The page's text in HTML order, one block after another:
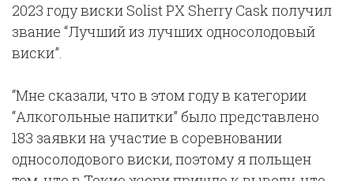
2023 году виски Solist PX Sherry Cask получил
звание “Лучший из лучших односолодовый
виски”.
“Мне сказали, что в этом году в категории
“Алкогольные напитки” было представлено
183 заявки на участие в соревновании
односолодового виски, поэтому я польщен